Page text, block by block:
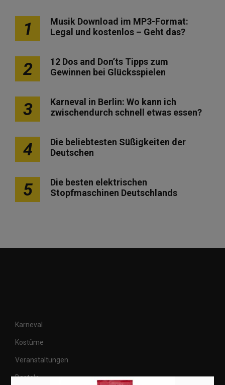
1
Musik Download im MP3-Format:
Legal und kostenlos – Geht das?
2
12 Dos and Don’ts Tipps zum
Gewinnen bei Glücksspielen
3
Karneval in Berlin: Wo kann ich
zwischendurch schnell etwas essen?
4
Die beliebtesten Süßigkeiten der
Deutschen
5
Die besten elektrischen
Stopfmaschinen Deutschlands
Karneval
Kostüme
Veranstaltungen
Basteln